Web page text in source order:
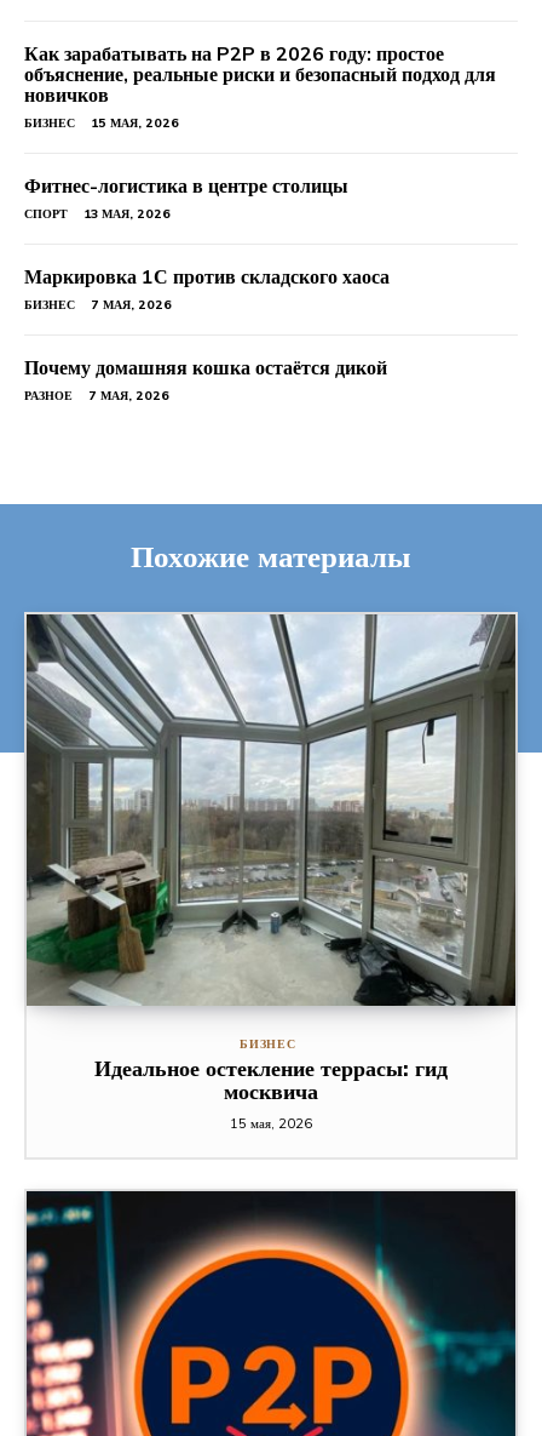
Как зарабатывать на P2P в 2026 году: простое
объяснение, реальные риски и безопасный подход для
новичков
БИЗНЕС 15 МАЯ, 2026
Фитнес-логистика в центре столицы
СПОРТ 13 МАЯ, 2026
Маркировка 1С против складского хаоса
БИЗНЕС 7 МАЯ, 2026
Почему домашняя кошка остаётся дикой
РАЗНОЕ 7 МАЯ, 2026
Похожие материалы
БИЗНЕС
Идеальное остекление террасы: гид
москвича
15 мая, 2026